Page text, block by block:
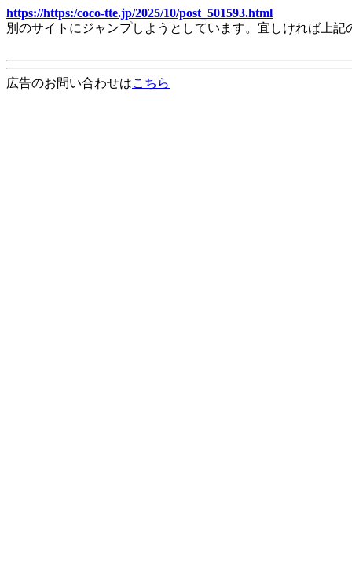
https://https:/coco-tte.jp/2025/10/post_501593.html
別のサイトにジャンプしようとしています。宜しければ上
広告のお問い合わせはこちら